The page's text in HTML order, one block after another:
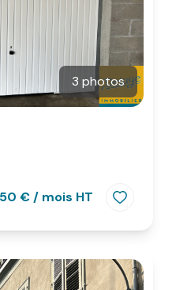
3 photos
€ / mois HT